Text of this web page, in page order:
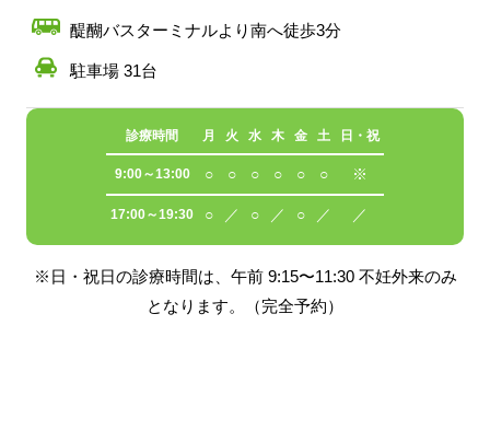
醍醐バスターミナルより南へ徒歩3分
駐車場 31台
診療時間 月 火 水 木 金 土 日・祝
9:00～13:00 ○ ○ ○ ○ ○ ○ ※
17:00～19:30 ○ ／ ○ ／ ○ ／ ／
※日・祝日の診療時間は、午前 9:15〜11:30 不妊外来のみ
となります。（完全予約）